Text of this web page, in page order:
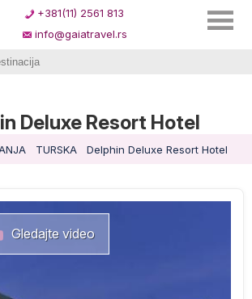
+381(11) 2561 813
info@gaiatravel.rs
Deluxe Resort Hotel
TURSKA Delphin Deluxe Resort Hotel
Gledajte video